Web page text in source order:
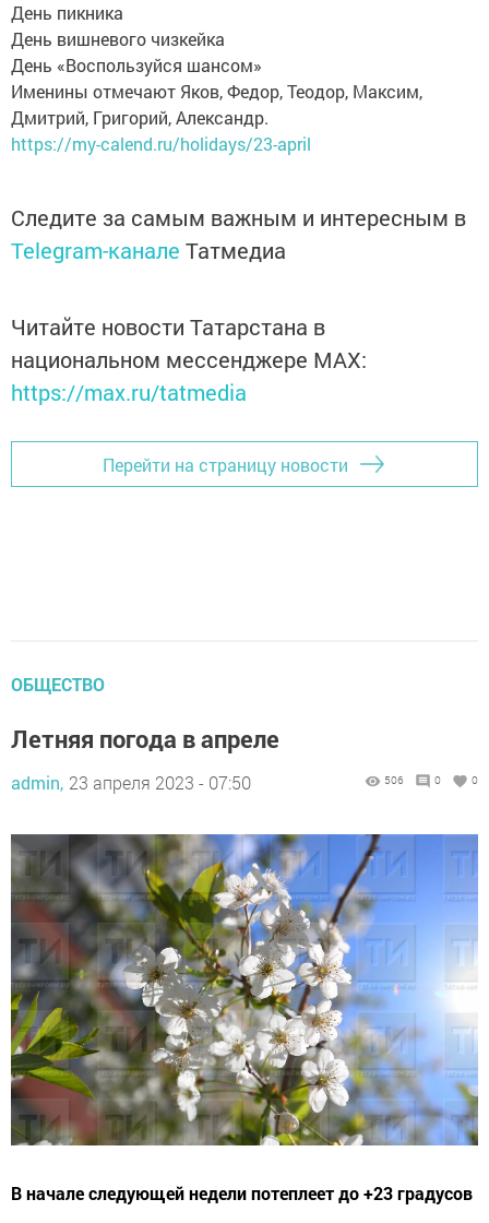
День пикника
День вишневого чизкейка
День «Воспользуйся шансом»
Именины отмечают Яков, Федор, Теодор, Максим,
Дмитрий, Григорий, Александр.
https://my-calend.ru/holidays/23-april
Следите за самым важным и интересным в
Telegram-канале Татмедиа
Читайте новости Татарстана в
национальном мессенджере MАХ:
https://max.ru/tatmedia
Перейти на страницу новости
ОБЩЕСТВО
Летняя погода в апреле
admin, 23 апреля 2023 - 07:50 506 0 0
В начале следующей недели потеплеет до +23 градусов